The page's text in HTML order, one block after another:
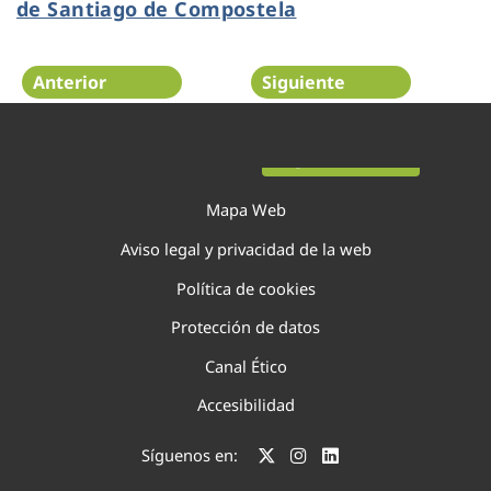
de Santiago de Compostela
Anterior Siguiente
Mapa Web
Aviso legal y privacidad de la web
Política de cookies
Protección de datos
Canal Ético
Accesibilidad
Síguenos en: